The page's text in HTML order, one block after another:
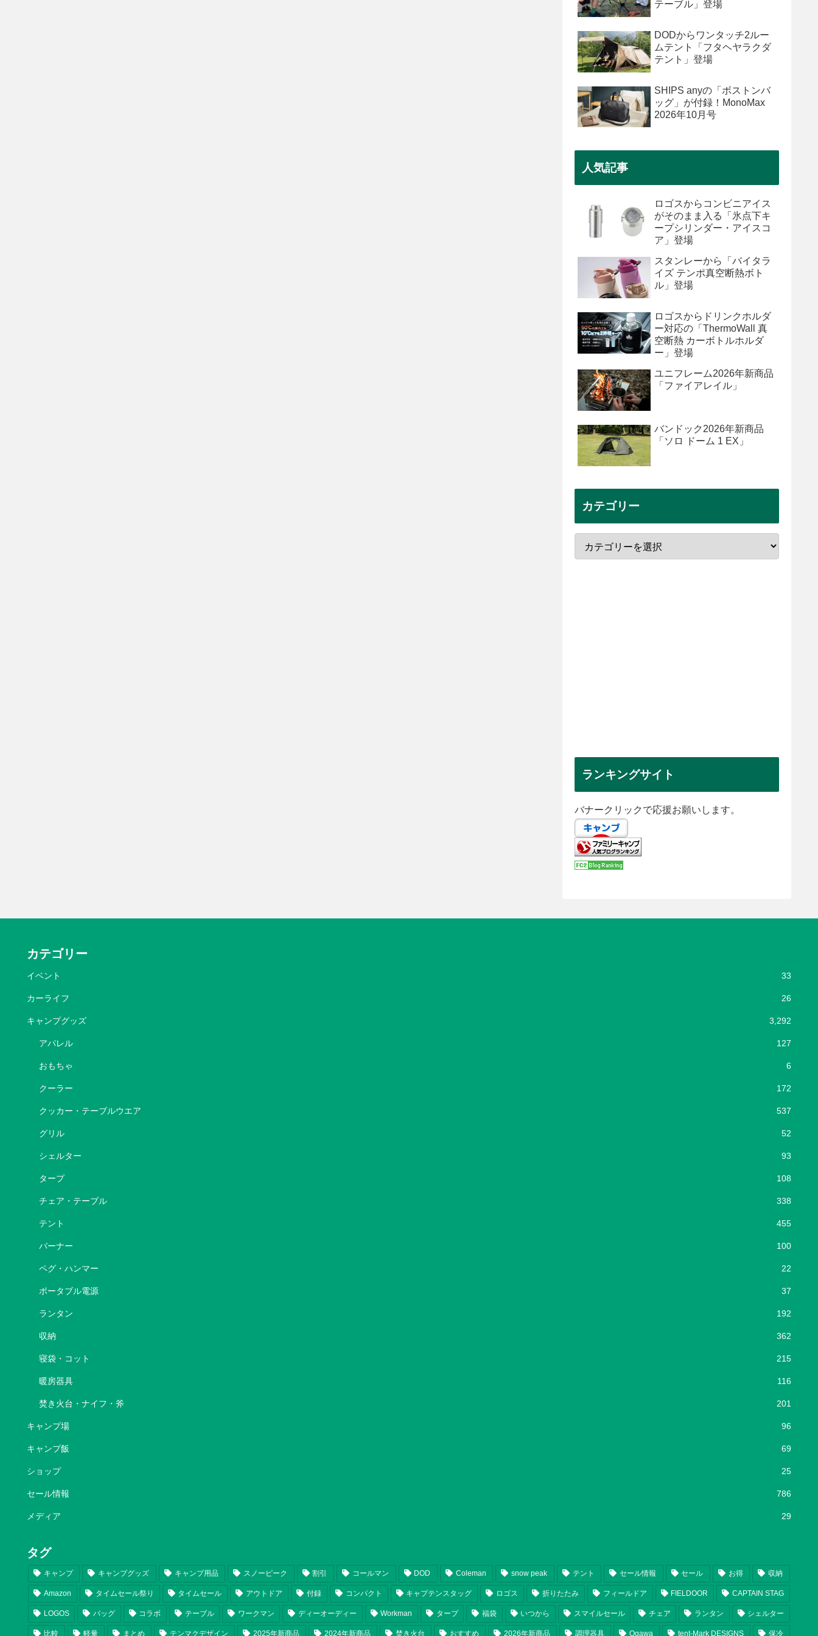
テーブル」登場
DODからワンタッチ2ルー
ムテント「フタヘヤラクダ
テント」登場
SHIPS anyの「ボストンバ
ッグ」が付録！MonoMax
2026年10月号
人気記事
ロゴスからコンビニアイス
がそのまま入る「氷点下キ
ープシリンダー・アイスコ
ア」登場
スタンレーから「バイタラ
イズ テンポ真空断熱ボト
ル」登場
ロゴスからドリンクホルダ
ー対応の「ThermoWall 真
空断熱 カーボトルホルダ
ー」登場
ユニフレーム2026年新商品
「ファイアレイル」
バンドック2026年新商品
「ソロ ドーム 1 EX」
カテゴリー
ランキングサイト
バナークリックで応援お願いします。
カテゴリー
イベント 33
カーライフ 26
キャンプグッズ 3,292
アパレル 127
おもちゃ 6
クーラー 172
クッカー・テーブルウエア 537
グリル 52
シェルター 93
タープ 108
チェア・テーブル 338
テント 455
バーナー 100
ペグ・ハンマー 22
ポータブル電源 37
ランタン 192
収納 362
寝袋・コット 215
暖房器具 116
焚き火台・ナイフ・斧 201
キャンプ場 96
キャンプ飯 69
ショップ 25
セール情報 786
メディア 29
タグ
キャンプ キャンプグッズ キャンプ用品 スノーピーク 割引 コールマン DOD Coleman snow peak テント セール情報 セール お得 収納
Amazon タイムセール祭り タイムセール アウトドア 付録 コンパクト キャプテンスタッグ ロゴス 折りたたみ フィールドア FIELDOOR CAPTAIN STAG
LOGOS バッグ コラボ テーブル ワークマン ディーオーディー Workman タープ 福袋 いつから スマイルセール チェア ランタン シェルター
比較 軽量 まとめ テンマクデザイン 2025年新商品 2024年新商品 焚き火台 おすすめ 2026年新商品 調理器具 Ogawa tent-Mark DESIGNS 保冷